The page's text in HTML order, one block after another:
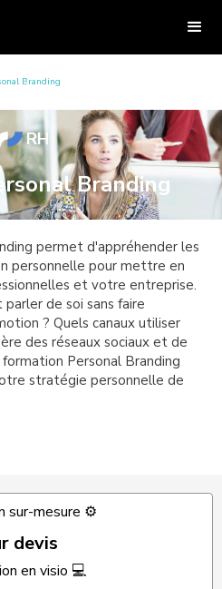
Branding
RH
Branding
permet d'appréhender les
personnelle pour mettre en
et votre entreprise.
de soi sans faire
? Quels canaux utiliser
des réseaux sociaux et de
Personal Branding
stratégie personnelle de
sur-mesure ⚙️
devis
en visio 💻